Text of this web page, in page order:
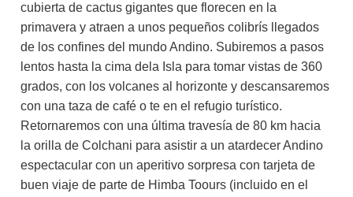
cubierta de cactus gigantes que florecen en la
primavera y atraen a unos pequeños colibrís llegados
de los confines del mundo Andino. Subiremos a pasos
lentos hasta la cima dela Isla para tomar vistas de 360
grados, con los volcanes al horizonte y descansaremos
con una taza de café o te en el refugio turístico.
Retornaremos con una última travesía de 80 km hacia
la orilla de Colchani para asistir a un atardecer Andino
espectacular con un aperitivo sorpresa con tarjeta de
buen viaje de parte de Himba Toours (incluido en el